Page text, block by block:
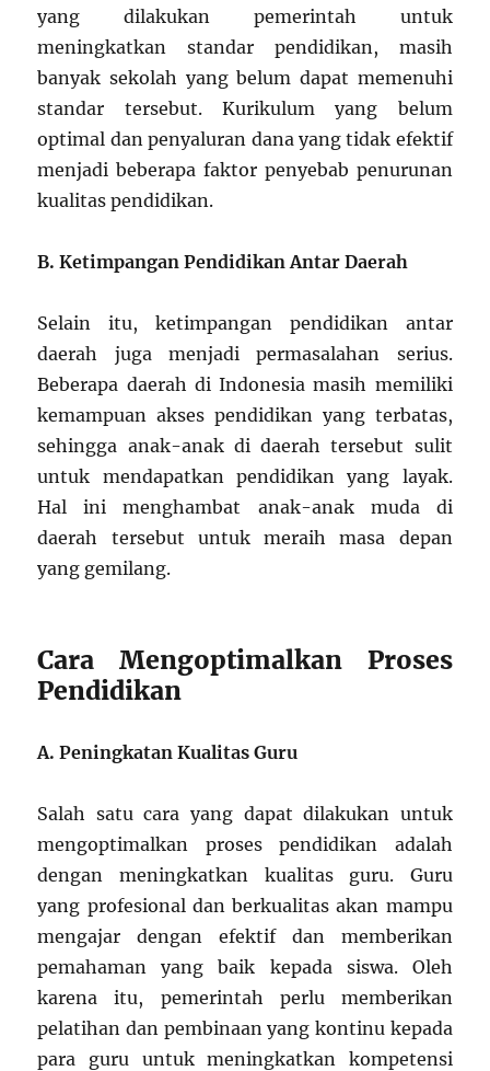
yang dilakukan pemerintah untuk
meningkatkan standar pendidikan, masih
banyak sekolah yang belum dapat memenuhi
standar tersebut. Kurikulum yang belum
optimal dan penyaluran dana yang tidak efektif
menjadi beberapa faktor penyebab penurunan
kualitas pendidikan.
B. Ketimpangan Pendidikan Antar Daerah
Selain itu, ketimpangan pendidikan antar
daerah juga menjadi permasalahan serius.
Beberapa daerah di Indonesia masih memiliki
kemampuan akses pendidikan yang terbatas,
sehingga anak-anak di daerah tersebut sulit
untuk mendapatkan pendidikan yang layak.
Hal ini menghambat anak-anak muda di
daerah tersebut untuk meraih masa depan
yang gemilang.
Cara Mengoptimalkan Proses
Pendidikan
A. Peningkatan Kualitas Guru
Salah satu cara yang dapat dilakukan untuk
mengoptimalkan proses pendidikan adalah
dengan meningkatkan kualitas guru. Guru
yang profesional dan berkualitas akan mampu
mengajar dengan efektif dan memberikan
pemahaman yang baik kepada siswa. Oleh
karena itu, pemerintah perlu memberikan
pelatihan dan pembinaan yang kontinu kepada
para guru untuk meningkatkan kompetensi